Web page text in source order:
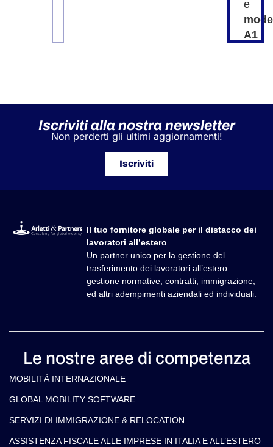
e
A1
stessi
per
Iscriviti alla nostra newsletter
Non perderti gli ultimi aggiornamenti!
Iscriviti
Il tuo fornitore globale per il distacco dei
lavoratori all’estero
Un partner unico per la gestione del
trasferimento dei lavoratori all’estero:
gestione normative, contratti, immigrazione,
ed altri adempimenti aziendali ed individuali.
Le nostre aree di competenza
MOBILITÀ INTERNAZIONALE
GLOBAL MOBILITY SOFTWARE​
SERVIZI DI IMMIGRAZIONE & RELOCATION
ASSISTENZA FISCALE ALLE IMPRESE IN ITALIA E ALL’ESTERO